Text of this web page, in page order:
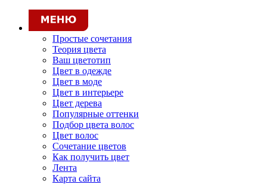
Простые сочетания
Теория цвета
Ваш цветотип
Цвет в одежде
Цвет в моде
Цвет в интерьере
Цвет дерева
Популярные оттенки
Подбор цвета волос
Цвет волос
Сочетание цветов
Как получить цвет
Лента
Карта сайта